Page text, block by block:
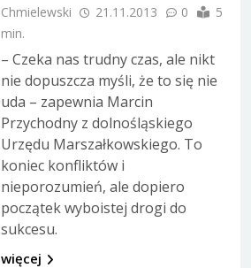
Chmielewski
21.11.2013 0
5
min.
– Czeka nas trudny czas, ale nikt
nie dopuszcza myśli, że to się nie
uda – zapewnia Marcin
Przychodny z dolnośląskiego
Urzędu Marszałkowskiego. To
koniec konfliktów i
nieporozumień, ale dopiero
początek wyboistej drogi do
sukcesu.
więcej